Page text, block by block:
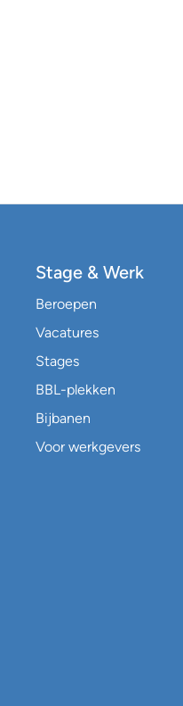
Stage & Werk
Beroepen
Vacatures
Stages
BBL-plekken
Bijbanen
Voor werkgevers